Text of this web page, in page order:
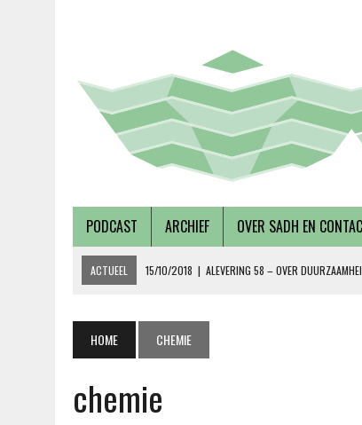
PODCAST ARCHIEF OVER SADH EN
ACTUEEL 15/10/2018 | ALEVERING 58 – OVER
27/07/2018 | AFLEVERING 56 – OVER METABOLE ZIEKTEN, MET
08/12/2018
|
HOME CHEMIE
chemie